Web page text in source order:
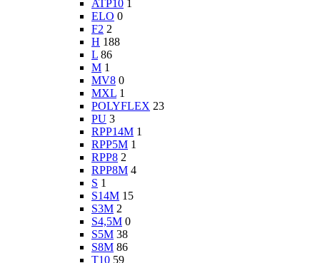
ATP10 1
ELO 0
F2 2
H 188
L 86
M 1
MV8 0
MXL 1
POLYFLEX 23
PU 3
RPP14M 1
RPP5M 1
RPP8 2
RPP8M 4
S 1
S14M 15
S3M 2
S4,5M 0
S5M 38
S8M 86
T10 59